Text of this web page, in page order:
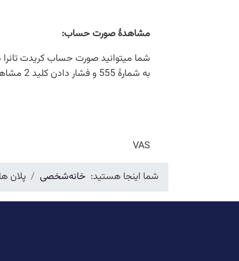
مشاهدۀ صورت حساب:
به شمارۀ 555 و فشار دادن کلید 2 مشاهده نمایید.
VAS
شما اینجا هستید: خانهشخصی پلان ها